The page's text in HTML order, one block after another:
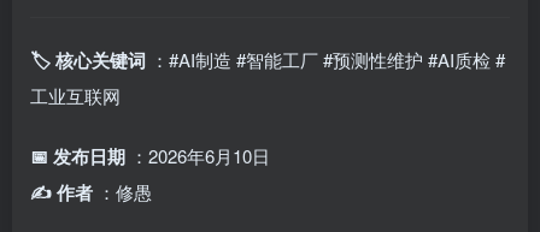
🏷️ 核心关键词 ：#AI制造 #智能工厂 #预测性维护 #AI质检 #
工业互联网
📅 发布日期 ：2026年6月10日
✍️ 作者 ：修愚